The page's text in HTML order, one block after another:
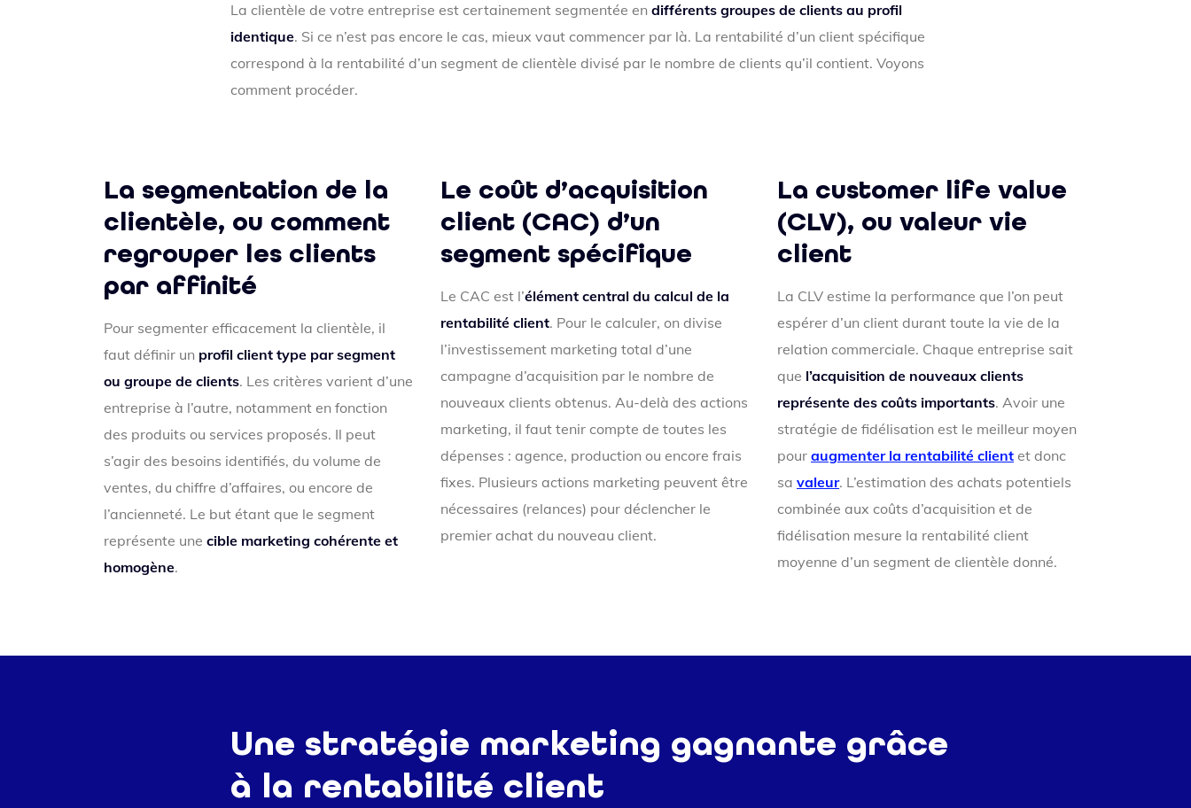
La clientèle de votre entreprise est certainement segmentée en différents groupes de clients au profil
identique. Si ce n’est pas encore le cas, mieux vaut commencer par là. La rentabilité d’un client spécifique
correspond à la rentabilité d’un segment de clientèle divisé par le nombre de clients qu’il contient. Voyons
comment procéder.
La segmentation de la
clientèle, ou comment
regrouper les clients
par affinité
Pour segmenter efficacement la clientèle, il
faut définir un profil client type par segment
ou groupe de clients. Les critères varient d’une
entreprise à l’autre, notamment en fonction
des produits ou services proposés. Il peut
s’agir des besoins identifiés, du volume de
ventes, du chiffre d’affaires, ou encore de
l’ancienneté. Le but étant que le segment
représente une cible marketing cohérente et
homogène.
Le coût d’acquisition
client (CAC) d’un
segment spécifique
Le CAC est l’élément central du calcul de la
rentabilité client. Pour le calculer, on divise
l’investissement marketing total d’une
campagne d’acquisition par le nombre de
nouveaux clients obtenus. Au-delà des actions
marketing, il faut tenir compte de toutes les
dépenses : agence, production ou encore frais
fixes. Plusieurs actions marketing peuvent être
nécessaires (relances) pour déclencher le
premier achat du nouveau client.
La customer life value
(CLV), ou valeur vie
client
La CLV estime la performance que l’on peut
espérer d’un client durant toute la vie de la
relation commerciale. Chaque entreprise sait
que l’acquisition de nouveaux clients
représente des coûts importants. Avoir une
stratégie de fidélisation est le meilleur moyen
pour augmenter la rentabilité client et donc
sa valeur. L’estimation des achats potentiels
combinée aux coûts d’acquisition et de
fidélisation mesure la rentabilité client
moyenne d’un segment de clientèle donné.
Une stratégie marketing gagnante grâce
à la rentabilité client